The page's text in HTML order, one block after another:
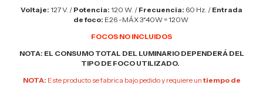
Voltaje: 127 V. / Potencia: 120 W. / Frecuencia: 60 Hz. / Entrada
de foco: E26 -MÁX 3*40W = 120W
FOCOS NO INCLUIDOS
NOTA: EL CONSUMO TOTAL DEL LUMINARIO DEPENDERÁ DEL
TIPO DE FOCO UTILIZADO.
NOTA: Este producto se fabrica bajo pedido y requiere untiempo de